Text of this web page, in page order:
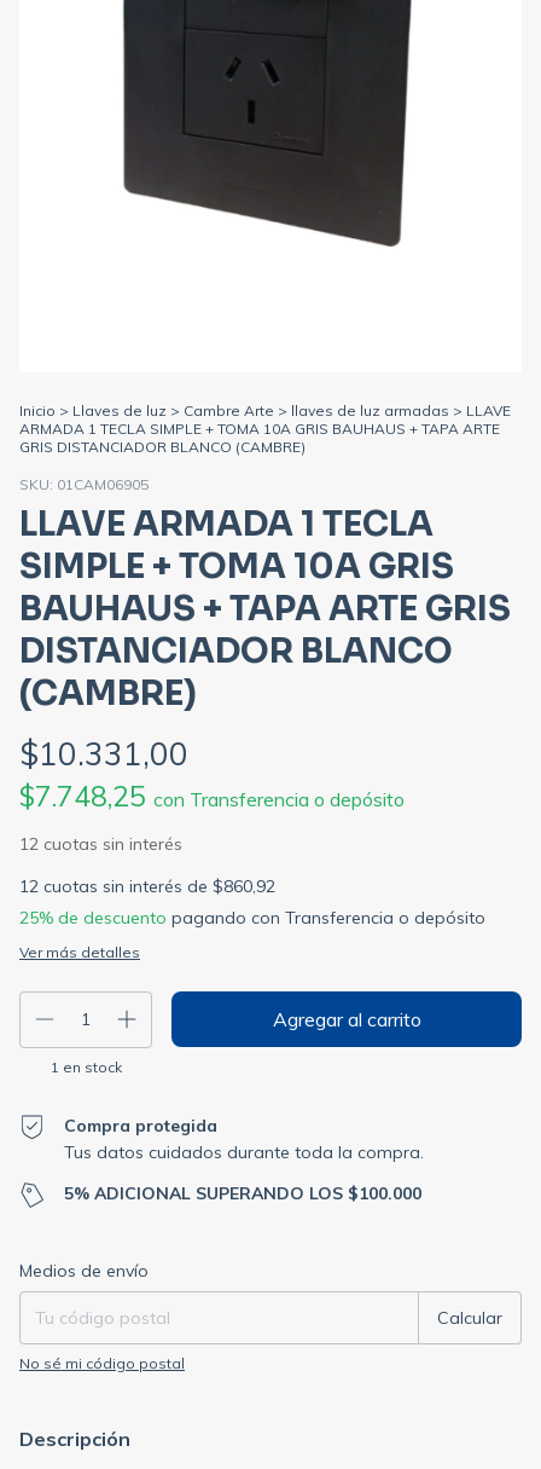
Inicio > Llaves de luz > Cambre Arte > llaves de luz armadas > LLAVE
ARMADA 1 TECLA SIMPLE + TOMA 10A GRIS BAUHAUS + TAPA ARTE
GRIS DISTANCIADOR BLANCO (CAMBRE)
SKU: 01CAM06905
LLAVE ARMADA 1 TECLA
SIMPLE + TOMA 10A GRIS
BAUHAUS + TAPA ARTE GRIS
DISTANCIADOR BLANCO
(CAMBRE)
$10.331,00
$7.748,25 con Transferencia o depósito
12 cuotas sin interés de $860,92
25% de descuento pagando con Transferencia o depósito
Ver más detalles
1 en stock
Compra protegida
Tus datos cuidados durante toda la compra.
5% ADICIONAL SUPERANDO LOS $100.000
Entregas para el CP:
Medios de envío
Calcular
No sé mi código postal
Descripción